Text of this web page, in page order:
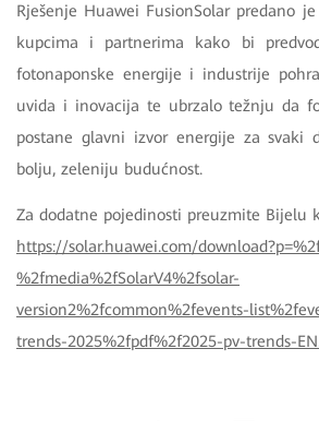
Rješenje Huawei FusionSolar predano
kupcima i partnerima kako bi
fotonaponske energije i industrije
uvida i inovacija te ubrzalo težnju da
postane glavni izvor energije za svaki
bolju, zeleniju budućnost.
Za dodatne pojedinosti preuzmite Bijelu
https://solar.huawei.com/
%2fmedia%2fSolarV4%2fsolar-
version2%2fcommon%2fevents-
trends-2025%2fpdf%2f2025-pv-trends-